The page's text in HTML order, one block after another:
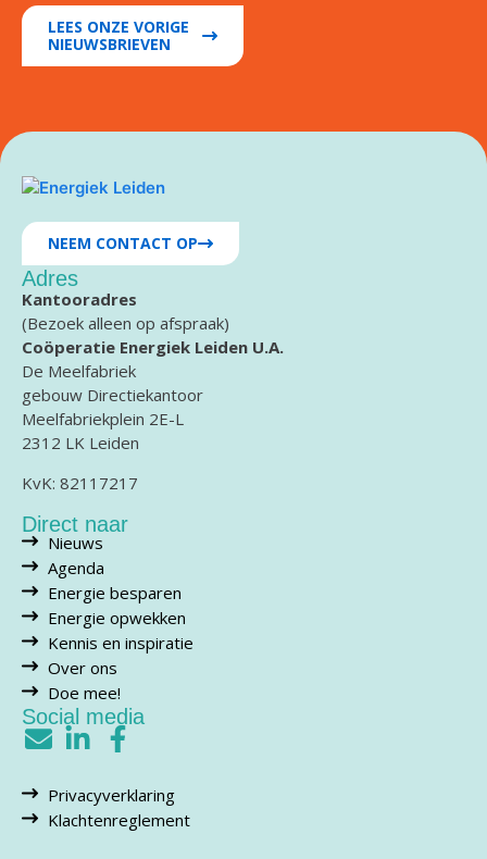
LEES ONZE VORIGE
NIEUWSBRIEVEN
NEEM CONTACT OP
Adres
Kantooradres
(Bezoek alleen op afspraak)
Coöperatie Energiek Leiden U.A.
De Meelfabriek
gebouw Directiekantoor
Meelfabriekplein 2E-L
2312 LK Leiden
KvK: 82117217
Direct naar
Nieuws
Agenda
Energie besparen
Energie opwekken
Kennis en inspiratie
Over ons
Doe mee!
Social media
Privacyverklaring
Klachtenreglement